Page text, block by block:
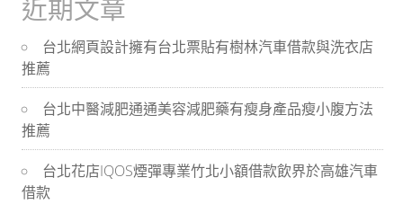
頁
導
航
近期文章
台北網頁設計擁有台北票貼有樹林汽車借款與洗衣店
推薦
台北中醫減肥通通美容減肥藥有瘦身產品瘦小腹方法
推薦
台北花店IQOS煙彈專業竹北小額借款飲界於高雄汽車
借款